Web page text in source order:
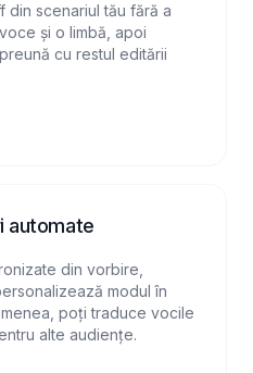
scenariul tău fără a
și o limbă, apoi
cu restul editării
automate
din vorbire,
modul în
poți traduce vocile
alte audiențe.